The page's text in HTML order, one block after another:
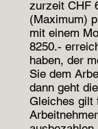
zurzeit CHF
(Maximum)
mit einem
8250.-
haben, der
Sie dem
dann geht
Gleiches gilt